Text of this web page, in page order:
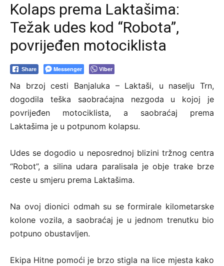
Kolaps prema Laktašima:
Težak udes kod “Robota”,
povrijeđen motociklista
Share Messenger Viber
Na brzoj cesti Banjaluka – Laktaši, u naselju Trn,
dogodila teška saobraćajna nezgoda u kojoj je
povrijeđen motociklista, a saobraćaj prema
Laktašima je u potpunom kolapsu.
Udes se dogodio u neposrednoj blizini tržnog centra
“Robot”, a silina udara paralisala je obje trake brze
ceste u smjeru prema Laktašima.
Na ovoj dionici odmah su se formirale kilometarske
kolone vozila, a saobraćaj je u jednom trenutku bio
potpuno obustavljen.
Ekipa Hitne pomoći je brzo stigla na lice mjesta kako